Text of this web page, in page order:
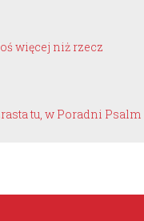
więcej niż rzecz
tu, w Poradni Psalm